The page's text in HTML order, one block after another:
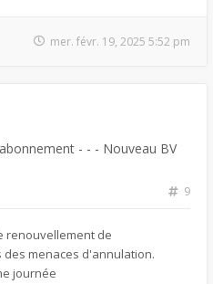
mer. févr. 19, 2025 5:52 pm
- - - Nouveau BV
9
renouvellement de
menaces d'annulation.
journée